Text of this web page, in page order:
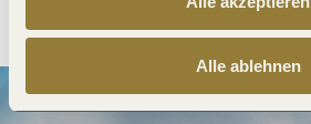
Alle ablehnen